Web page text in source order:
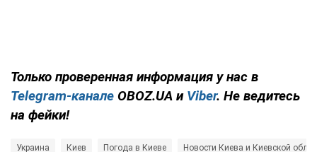
Только проверенная информация у нас в
Telegram-канале OBOZ.UA и Viber. Не ведитесь
на фейки!
Украина Киев Погода в Киеве Новости Киева и Киевской